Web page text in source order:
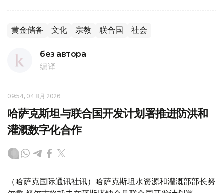
黄金储备 文化 宗教 联合国 社会
без автора
编译
09:54, 04 8月 2026
哈萨克斯坦与联合国开发计划署推进防洪和
灌溉数字化合作
（哈萨克国际通讯社讯）哈萨克斯坦水资源和灌溉部部长努